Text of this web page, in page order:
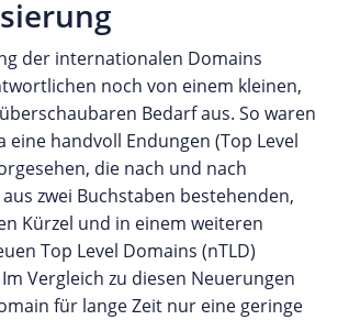
der internationalen Domains
noch von einem kleinen,
Bedarf aus. So waren
eine handvoll Endungen (Top Level
die nach und nach
zwei Buchstaben bestehenden,
Kürzel und in einem weiteren
Top Level Domains (nTLD)
Vergleich zu diesen Neuerungen
für lange Zeit nur eine geringe